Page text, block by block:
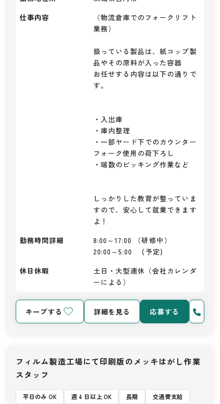
仕事内容
〈物流倉庫でのフォークリフト
業務）
扱っている製品は、紙コップ製
品やその原料が入った容器
お任せする内容は以下の通りで
す。
・入出庫
・庫内整理
・一部ヤード下でのカウンター
フォーク使用の荷下ろし
・端数のピッキング作業など
しっかりした教育が整っていま
すので、安心して就業できます
よ！
勤務時間詳細
8:00～17:00 （研修中）
20:00～5:00　 (予定)
休日休暇
土日・大型連休（会社カレンダ
ーによる）
キープする 詳細を見る 応募する
フィルム製造工場にて印刷版のメッキはがし作業
スタッフ
平日のみ OK 週 4 日以上 OK 長期 交通費支給